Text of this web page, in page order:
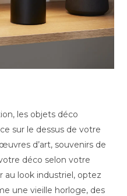
les objets déco
sur le dessus de votre
d’art, souvenirs de
déco selon votre
au look industriel, optez
une vieille horloge, des